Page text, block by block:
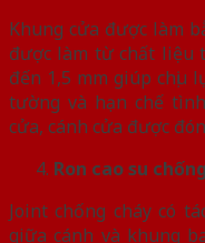
Khung cửa được làm
được làm từ chất liệu
đến 1,5 mm giúp chịu
tường và hạn chế
cửa, cánh cửa được
Ron cao su
Joint chống cháy có
giữa cánh và khung